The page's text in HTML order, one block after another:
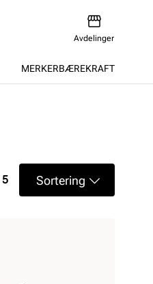
Avdelinger
MERKERBÆREKRAFT
5 Sortering